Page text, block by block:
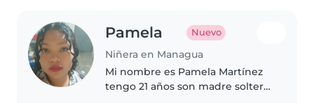
Pamela Nuevo
Niñera en Managua
Mi nombre es Pamela Martínez
tengo 21 años son madre soltera